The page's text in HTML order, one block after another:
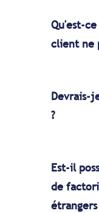
Qu'est-
client ne
Devrais-
?
Est-il
de
étrangers